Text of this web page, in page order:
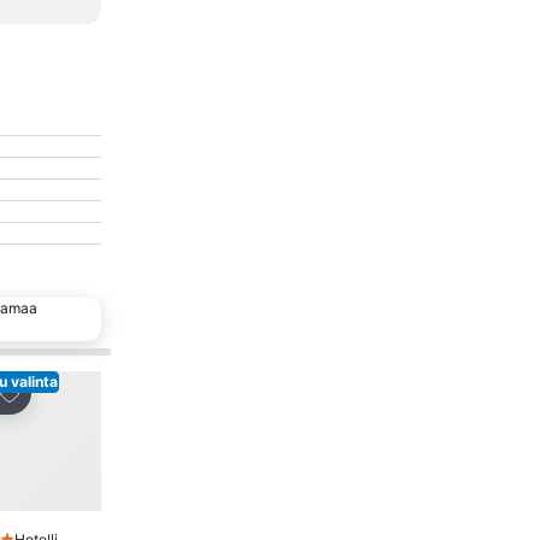
valintasuosikkeihin